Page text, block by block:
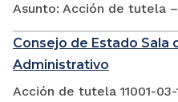
Asunto: Acción de tutela
Consejo de Estado Sala
Administrativo
Acción de tutela 11001-